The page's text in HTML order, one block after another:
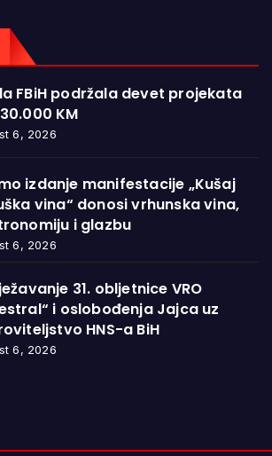
FBiH podržala devet projekata
KM
6, 2026
izdanje manifestacije „Kušaj
vina“ donosi vrhunska vina,
i glazbu
6, 2026
31. obljetnice VRO
i oslobođenja Jajca uz
HNS-a BiH
6, 2026